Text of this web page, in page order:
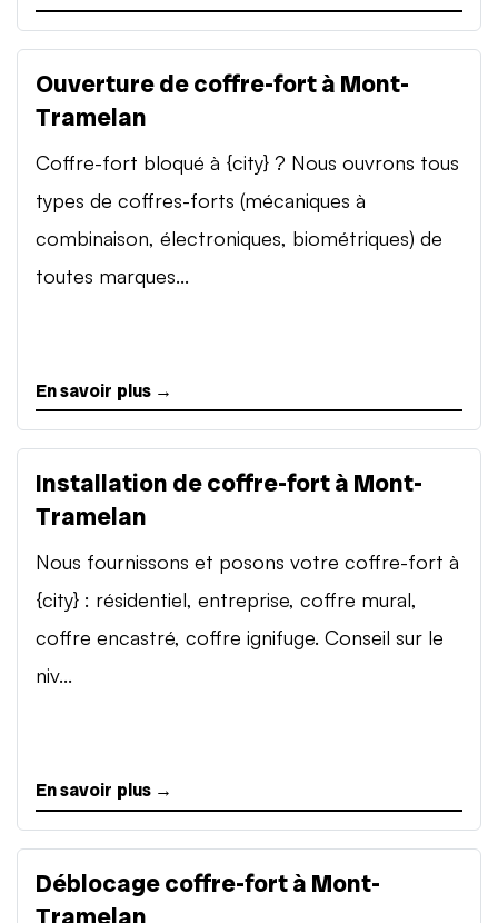
Ouverture de coffre-fort à Mont-
Tramelan
Coffre-fort bloqué à {city} ? Nous ouvrons tous
types de coffres-forts (mécaniques à
combinaison, électroniques, biométriques) de
toutes marques...
En savoir plus →
Installation de coffre-fort à Mont-
Tramelan
Nous fournissons et posons votre coffre-fort à
{city} : résidentiel, entreprise, coffre mural,
coffre encastré, coffre ignifuge. Conseil sur le
niv...
En savoir plus →
Déblocage coffre-fort à Mont-
Tramelan